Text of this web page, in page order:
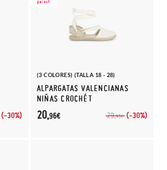
(-30%)
(3 COLORES) (TALLA 18 - 28)
ALPARGATAS VALENCIANAS
NIÑAS CROCHÉT
29,95€ (-30%)
20,96€